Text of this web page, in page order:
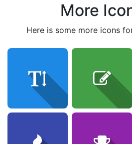
More
here is some more icons